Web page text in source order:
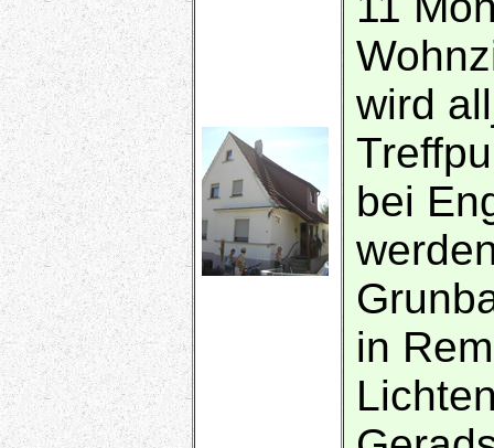
wird
bei
in